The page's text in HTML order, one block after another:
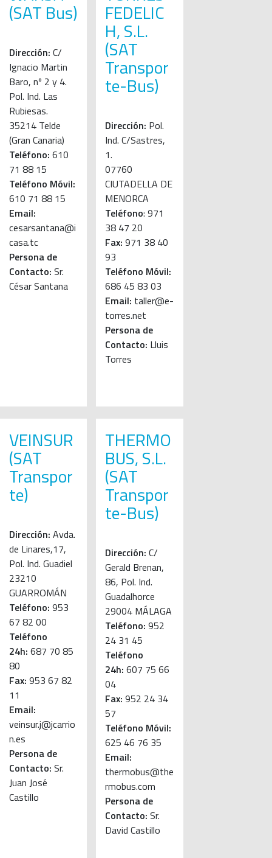
(SAT Bus)
Dirección: C/
Ignacio Martin
Baro, nº 2 y 4.
Pol. Ind. Las
Rubiesas.
35214 Telde
(Gran Canaria)
Teléfono: 610
71 88 15
Teléfono Móvil:
610 71 88 15
Email:
cesarsantana@i
casa.tc
Persona de
Contacto: Sr.
César Santana
FEDELIC
H, S.L.
(SAT
Transpor
te-Bus)
Dirección: Pol.
Ind. C/Sastres,
1.
07760
CIUTADELLA DE
MENORCA
Teléfono: 971
38 47 20
Fax: 971 38 40
93
Teléfono Móvil:
686 45 83 03
Email: taller@e-
torres.net
Persona de
Contacto: Lluis
Torres
VEINSUR
(SAT
Transpor
te)
Dirección: Avda.
de Linares,17,
Pol. Ind. Guadiel
23210
GUARROMÁN
Teléfono: 953
67 82 00
Teléfono
24h: 687 70 85
80
Fax: 953 67 82
11
Email:
veinsur.j@jcarrio
n.es
Persona de
Contacto: Sr.
Juan José
Castillo
THERMO
BUS, S.L.
(SAT
Transpor
te-Bus)
Dirección: C/
Gerald Brenan,
86, Pol. Ind.
Guadalhorce
29004 MÁLAGA
Teléfono: 952
24 31 45
Teléfono
24h:607 75 66
04
Fax: 952 24 34
57
Teléfono Móvil:
625 46 76 35
Email:
thermobus@the
rmobus.com
Persona de
Contacto: Sr.
David Castillo